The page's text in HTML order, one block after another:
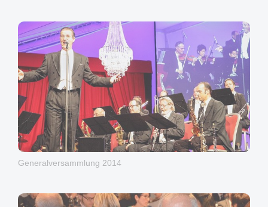
Generalversammlung 2014